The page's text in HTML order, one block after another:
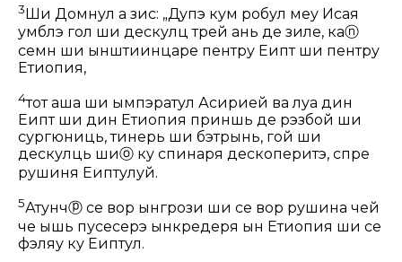
3 Ши Домнул а зис: „Дупэ кум робул меу Исая
умблэ гол ши дескулц трей ань де зиле, каⓝ
семн ши ынштиинцаре пентру Еӂипт ши пентру
Етиопия,
4тот аша ши ымпэратул Асирией ва луа дин
Еӂипт ши дин Етиопия приншь де рэзбой ши
сургюниць, тинерь ши бэтрынь, гой ши
дескулць шиⓞ ку спинаря дескоперитэ, спре
рушиня Еӂиптулуй.
5Атунчⓟ се вор ынгрози ши се вор рушина чей
че ышь пусесерэ ынкредеря ын Етиопия ши се
фэляу ку Еӂиптул.